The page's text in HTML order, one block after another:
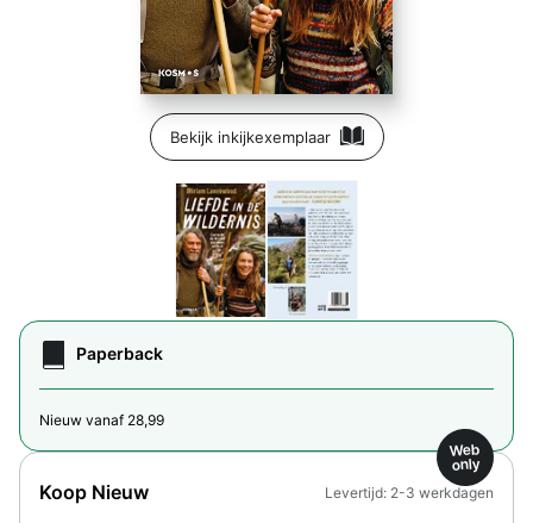
Bekijk inkijkexemplaar
Paperback
Nieuw vanaf 28,99
Koop Nieuw
Web
only
Levertijd: 2-3 werkdagen